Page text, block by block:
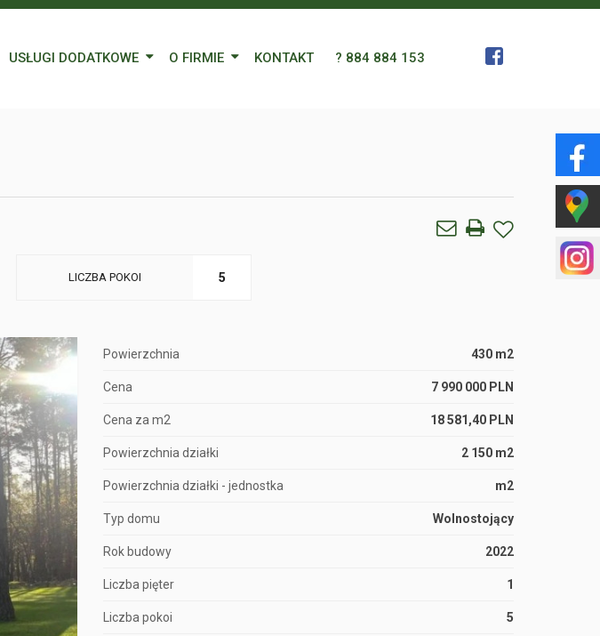
USŁUGI DODATKOWE O FIRMIE KONTAKT ? 884 884 153
LICZBA POKOI 5
Powierzchnia 430 m2
Cena 7 990 000 PLN
Cena za m2 18 581,40 PLN
Powierzchnia działki 2 150 m2
Powierzchnia działki - jednostka m2
Typ domu Wolnostojący
Rok budowy 2022
Liczba pięter 1
Liczba pokoi 5